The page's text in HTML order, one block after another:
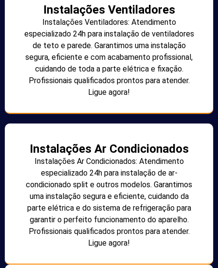
Instalações Ventiladores
Instalações Ventiladores: Atendimento
especializado 24h para instalação de ventiladores
de teto e parede. Garantimos uma instalação
segura, eficiente e com acabamento profissional,
cuidando de toda a parte elétrica e fixação.
Profissionais qualificados prontos para atender.
Ligue agora!
Instalações Ar Condicionados
Instalações Ar Condicionados: Atendimento
especializado 24h para instalação de ar-
condicionado split e outros modelos. Garantimos
uma instalação segura e eficiente, cuidando da
parte elétrica e do sistema de refrigeração para
garantir o perfeito funcionamento do aparelho.
Profissionais qualificados prontos para atender.
Ligue agora!